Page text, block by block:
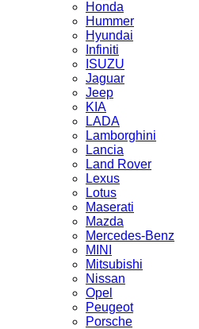
Honda
Hummer
Hyundai
Infiniti
ISUZU
Jaguar
Jeep
KIA
LADA
Lamborghini
Lancia
Land Rover
Lexus
Lotus
Maserati
Mazda
Mercedes-Benz
MINI
Mitsubishi
Nissan
Opel
Peugeot
Porsche